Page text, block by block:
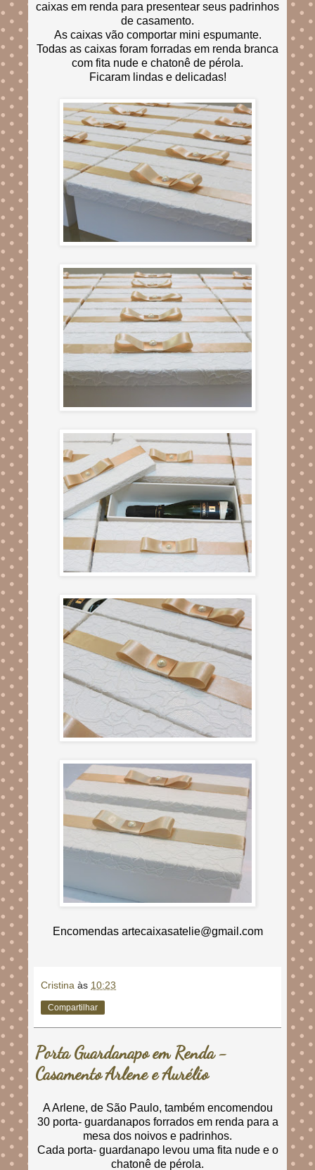
caixas em renda para presentear seus padrinhos
de casamento.
As caixas vão comportar mini espumante.
Todas as caixas foram forradas em renda branca
com fita nude e chatonê de pérola.
Ficaram lindas e delicadas!
Encomendas artecaixasatelie@gmail.com
Cristina às 10:23
Compartilhar
Porta Guardanapo em Renda -
Casamento Arlene e Aurélio
A Arlene, de São Paulo, também encomendou
30 porta- guardanapos forrados em renda para a
mesa dos noivos e padrinhos.
Cada porta- guardanapo levou uma fita nude e o
chatonê de pérola.